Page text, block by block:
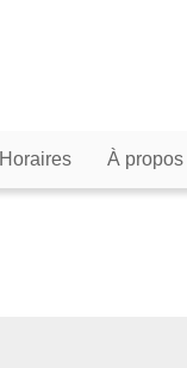
Horaires À propos